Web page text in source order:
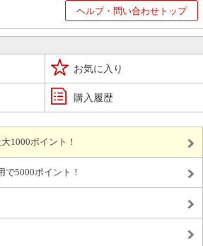
ヘルプ・問い合わせトップ
お気に入り
購入履歴
1000ポイント！
5000ポイント！